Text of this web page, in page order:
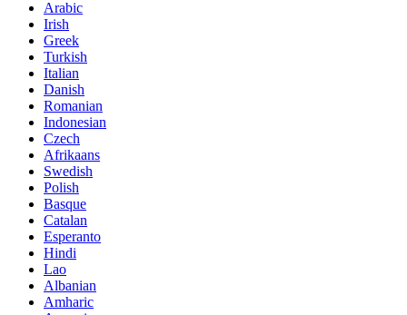
Arabic
Irish
Greek
Turkish
Italian
Danish
Romanian
Indonesian
Czech
Afrikaans
Swedish
Polish
Basque
Catalan
Esperanto
Hindi
Lao
Albanian
Amharic